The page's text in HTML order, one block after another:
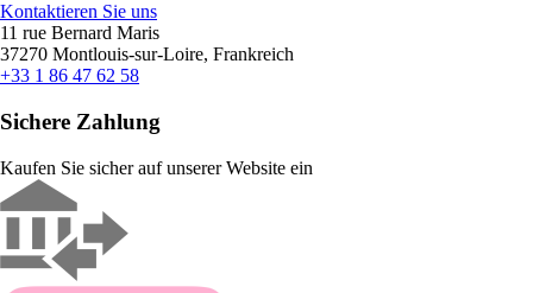
Kontaktieren Sie uns
11 rue Bernard Maris
37270 Montlouis-sur-Loire, Frankreich
+33 1 86 47 62 58
Sichere Zahlung
Kaufen Sie sicher auf unserer Website ein